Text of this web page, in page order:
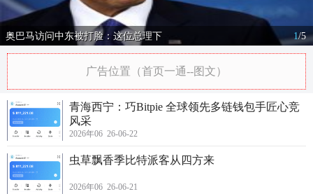
奥巴马访问中东被打脸：这位总理下 1/5
广告位置（首页一通--图文）
青海西宁：巧Bitpie 全球领先多链钱包手匠心竞
风采
2026年06 26-06-22
虫草飘香季比特派客从四方来
2026年06 26-06-21